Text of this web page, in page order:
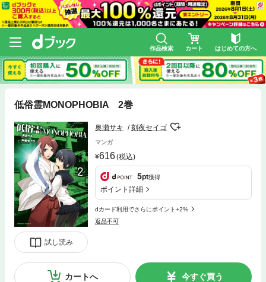
作品検索 カート はじめての方へ
低俗霊MONOPHOBIA 2巻
試し読み
奥瀬サキ 刻夜セイゴ
マンガ
616(税込)
5pt獲得
ポイント詳細
dカード利用でさらにポイント+2%
返品不可
カートへ 今すぐ買う